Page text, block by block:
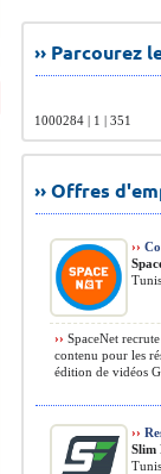
››
1000284 | 1 | 351
›› Offres
››
›› SpaceNet
contenu pour les
édition de vidéos
››
Slim